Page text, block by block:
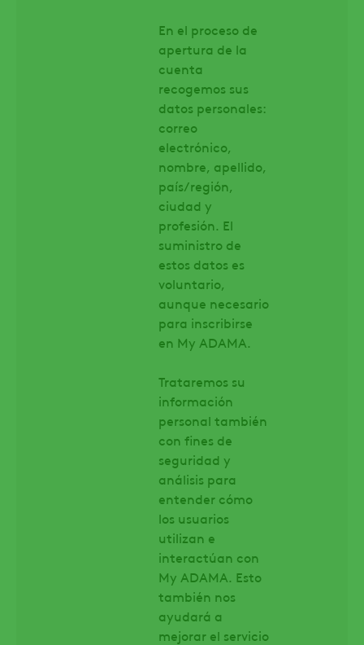
En el proceso de
apertura de la
cuenta
recogemos sus
datos personales:
correo
electrónico,
nombre, apellido,
país/región,
ciudad y
profesión. El
suministro de
estos datos es
voluntario,
aunque necesario
para inscribirse
en My ADAMA.
Trataremos su
información
personal también
con fines de
seguridad y
análisis para
entender cómo
los usuarios
utilizan e
interactúan con
My ADAMA. Esto
también nos
ayudará a
mejorar el servicio